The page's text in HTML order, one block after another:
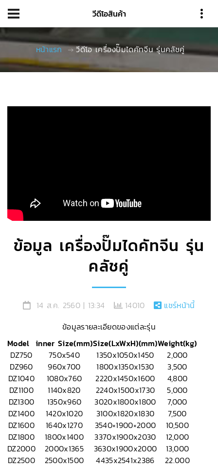
วีดีโอสินค้า
หน้าแรก วีดีโอ เครื่องปั๊มไดคัทจีน รุ่นคลัชคู่
ข้อมูล เครื่องปั๊มไดคัทจีน รุ่น
คลัชคู่
14 ส.ค. 2560 | 13:34 14010
แชร์หน้านี้
ข้อมูลรายละเอียดของแต่ละรุ่น
Model inner Size(mm)Size(LxWxH)(mm)Weight(kg)
DZ750
750x540 1350x1050x1450
2,000
DZ960
960x700 1800x1350x1530
3,500
DZ1040
1080x760 2220x1450x1600
4,800
DZ1100
1140x820 2240x1500x1730
5,000
DZ1300
1350x960 3020x1800x1800
7,000
DZ1400
1420x1020 3100x1820x1830
7,500
DZ1600
1640x1270 3540×1900×2000
10,500
DZ1800
1800x1400 3370x1900x2030
12,000
DZ2000
2000x1365 3630x1900x2000
13,000
DZ2500
2500x1500 4435x2541x2386
22.000